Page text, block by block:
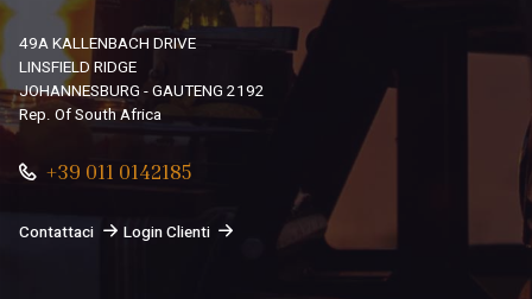
49A KALLENBACH DRIVE
LINSFIELD RIDGE
JOHANNESBURG - GAUTENG 2192
Rep. Of South Africa
+39 011 0142185
Contattaci Login Clienti